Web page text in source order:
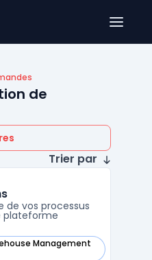
de
Trier par
de vos processus
plateforme
Management
cette catégorie